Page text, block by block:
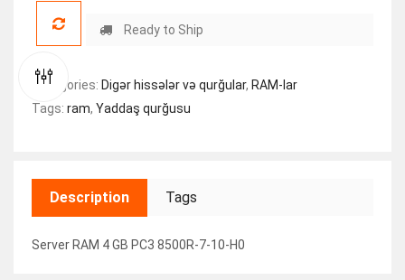
Ready to Ship
Categories: Digər hissələr və qurğular, RAM-lar
Tags: ram, Yaddaş qurğusu
Description Tags
Server RAM 4 GB PC3 8500R-7-10-H0